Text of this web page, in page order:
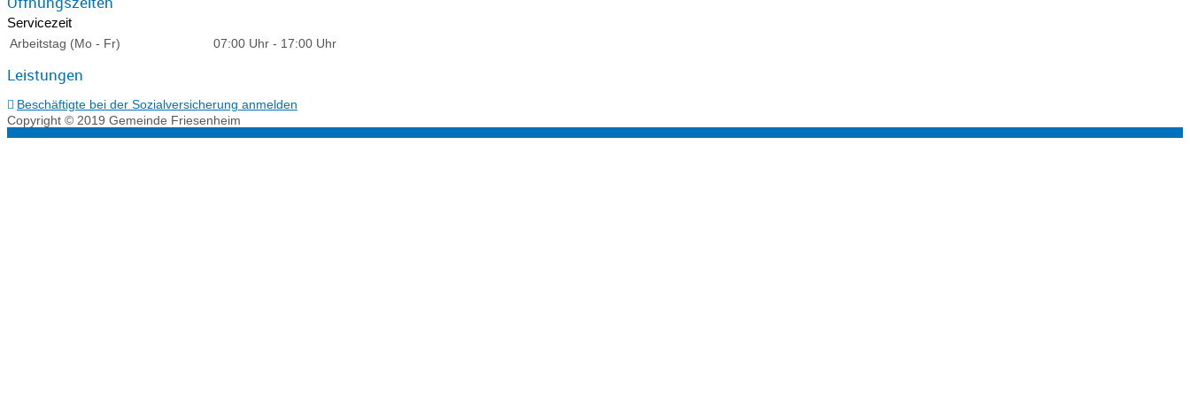
Servicezeit
Arbeitstag (Mo - Fr) 07:00 Uhr- 17:00 Uhr
Leistungen
Beschäftigte bei der Sozialversicherung anmelden
Copyright © 2019 Gemeinde Friesenheim